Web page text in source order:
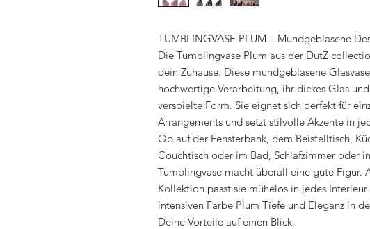
TUMBLINGVASE PLUM – Mundgeblasene
Die Tumblingvase Plum aus der DutZ
dein Zuhause. Diese mundgeblasene
hochwertige Verarbeitung, ihr dickes Glas
verspielte Form. Sie eignet sich perfekt für
Arrangements und setzt stilvolle Akzente in
Ob auf der Fensterbank, dem Beistelltisch,
Couchtisch oder im Bad, Schlafzimmer oder
Tumblingvase macht überall eine gute Figur.
Kollektion passt sie mühelos in jedes
intensiven Farbe Plum Tiefe und Eleganz in
Deine Vorteile auf einen Blick